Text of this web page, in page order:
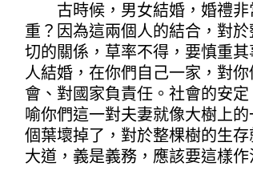
古時候，男女結婚，婚禮非
重？因為這兩個人的結合，對
切的關係，草率不得，要慎重
人結婚，在你們自己一家，對
會、對國家負責任。社會的安
喻你們這一對夫妻就像大樹上
個葉壞掉了，對於整棵樹的生
大道，義是義務，應該要這樣